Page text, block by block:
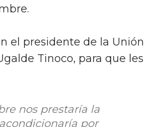
el presidente de la Unión
Tinoco, para que les
nos prestaría la
por